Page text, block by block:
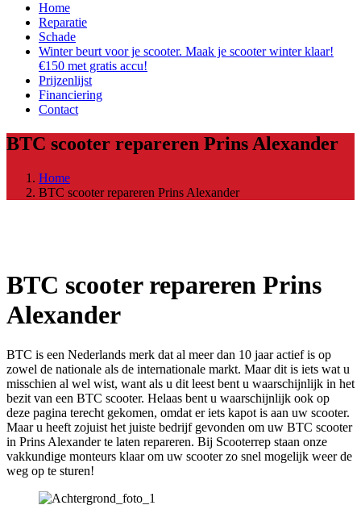
Home
Reparatie
Schade
Winter beurt voor je scooter. Maak je scooter winter klaar!
€150 met gratis accu!
Prijzenlijst
Financiering
Contact
BTC scooter repareren Prins Alexander
Home
BTC scooter repareren Prins Alexander
BTC scooter repareren Prins
Alexander
BTC is een Nederlands merk dat al meer dan 10 jaar actief is op
zowel de nationale als de internationale markt. Maar dit is iets wat u
misschien al wel wist, want als u dit leest bent u waarschijnlijk in het
bezit van een BTC scooter. Helaas bent u waarschijnlijk ook op
deze pagina terecht gekomen, omdat er iets kapot is aan uw scooter.
Maar u heeft zojuist het juiste bedrijf gevonden om uw BTC scooter
in Prins Alexander te laten repareren. Bij Scooterrep staan onze
vakkundige monteurs klaar om uw scooter zo snel mogelijk weer de
weg op te sturen!